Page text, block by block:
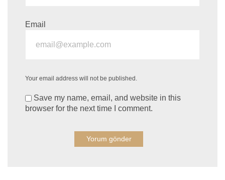
Email
Your email address will not be published.
Save my name, email, and website in this
browser for the next time I comment.